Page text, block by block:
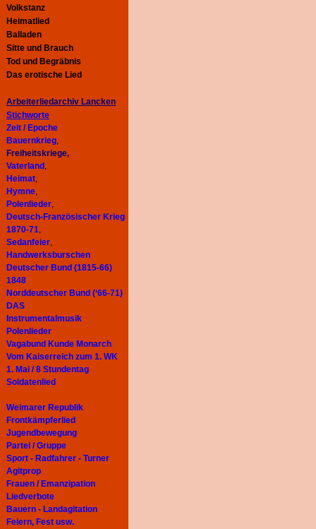
Volkstanz
Heimatlied
Balladen
Sitte und Brauch
Tod und Begräbnis
Das erotische Lied
Arbeiterliedarchiv Lancken
Stichworte
Zeit / Epoche
Bauernkrieg,
Freiheitskriege,
Vaterland ,
Heimat,
Hymne,
Polenlieder,
Deutsch-Französischer Krieg
1870-71,
Sedanfeier,
Handwerksburschen
Deutscher Bund (1815-66)
1848
Norddeutscher Bund (‘66-71)
DAS
Instrumentalmusik
Polenlieder
Vagabund Kunde Monarch
Vom Kaiserreich zum 1. WK
1. Mai / 8 Stundentag
Soldatenlied
Weimarer Republik
Frontkämpferlied
Jugendbewegung
Partei / Gruppe
Sport - Radfahrer - Turner
Agitprop
Frauen / Emanzipation
Liedverbote
Bauern - Landagitation
Feiern, Fest usw.